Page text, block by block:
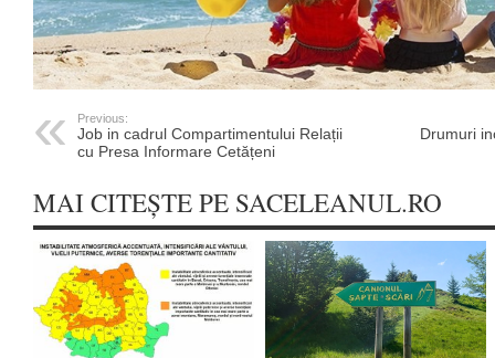
Previous:
Job in cadrul Compartimentului Relații
cu Presa Informare Cetățeni
Drumuri
MAI CITEȘTE PE SACELEANUL.RO